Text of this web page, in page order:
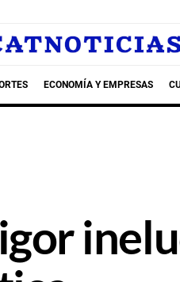
ECONOMÍA Y EMPRESAS